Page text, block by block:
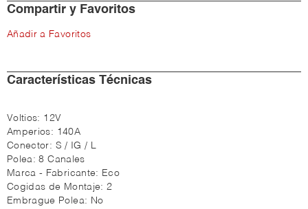
Compartir y Favoritos
Añadir a Favoritos
Características Técnicas
Voltios: 12V
Amperios: 140A
Conector: S / IG / L
Polea:8 Canales
Marca - Fabricante: Eco
Cogidas de Montaje: 2
Embrague Polea: No